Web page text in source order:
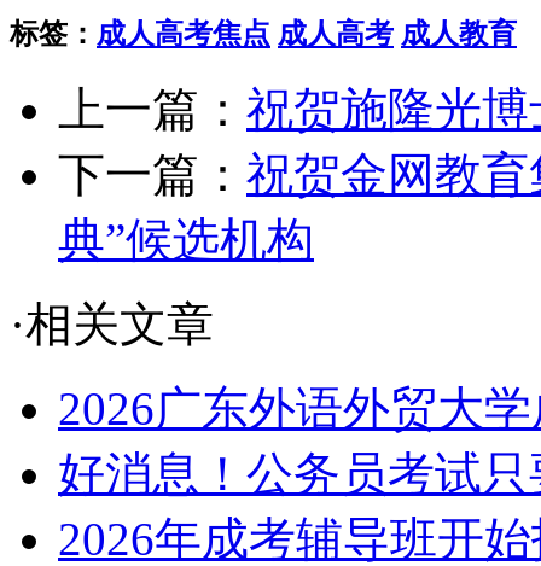
标签： 成人高考焦点 成人高考 成人教育
上一篇： 祝贺施隆光
下一篇： 祝贺金网教育
典”候选机构
·相关文章
2026广东外语外贸大
好消息！公务员考试
2026年成考辅导班开